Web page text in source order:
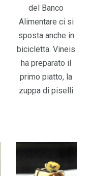
del Banco
Alimentare ci si
sposta anche in
bicicletta. Vineis
ha preparato il
primo piatto, la
zuppa di piselli